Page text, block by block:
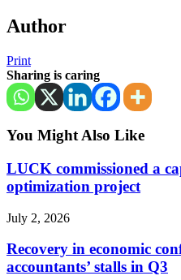
Author
Print
Sharing is caring
You Might Also Like
LUCK commissioned a
optimization project
July 2, 2026
Recovery in economic
accountants’ stalls in Q3